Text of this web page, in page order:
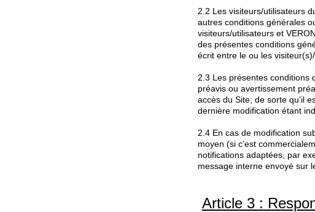
2.2 Les visiteurs/utilisateurs
autres conditions générales
visiteurs/utilisateurs et
des présentes conditions
écrit entre le ou les
2.3 Les présentes conditions
préavis ou avertissement
accès du Site; de sorte qu’il
dernière modification étant
2.4 En cas de modification
moyen (si c’est
notifications adaptées, par
message interne envoyé sur
Article 3 :